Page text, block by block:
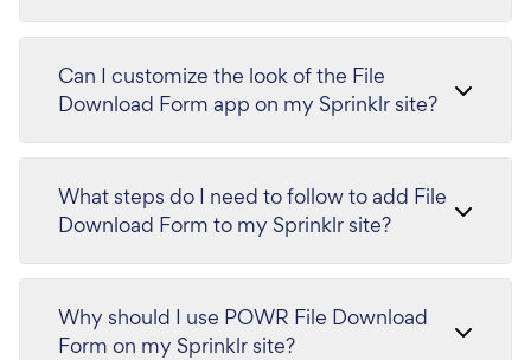
Can I customize the look of the File
Download Form app on my Sprinklr site?
What steps do I need to follow to add File
Download Form to my Sprinklr site?
Why should I use POWR File Download
Form on my Sprinklr site?